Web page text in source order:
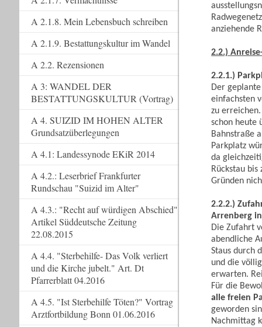
anziehende
2.2.)
2.2.1.)
Der
einfachsten
zu
schon heute
Bahnstraße
Parkplatz
da
Rückstau
Gründen
2.2.2.)
Arrenberg
Die Zufahrt
abendliche
Staus durch
und die
erwarten.
Für die
alle freien
geworden
Nachmittag
A 2.1.8. Mein Lebensbuch schreiben
A 2.1.9. Bestattungskultur im Wandel
A 2.2. Rezensionen
A 3: WANDEL DER
BESTATTUNGSKULTUR (Vortrag)
A 4. SUIZID IM HOHEN ALTER
Grundsatzüberlegungen
A 4.1: Landessynode EKiR 2014
A 4.2.: Leserbrief Frankfurter
Rundschau "Suizid im Alter"
A 4.3.: "Recht auf würdigen Abschied"
Artikel Süddeutsche Zeitung
22.08.2015
A 4.4. "Sterbehilfe- Das Volk verliert
und die Kirche jubelt." Art. Dt
Pfarrerblatt 04.2016
A 4.5. "Ist Sterbehilfe Töten?" Vortrag
Arztfortbildung Bonn 01.06.2016